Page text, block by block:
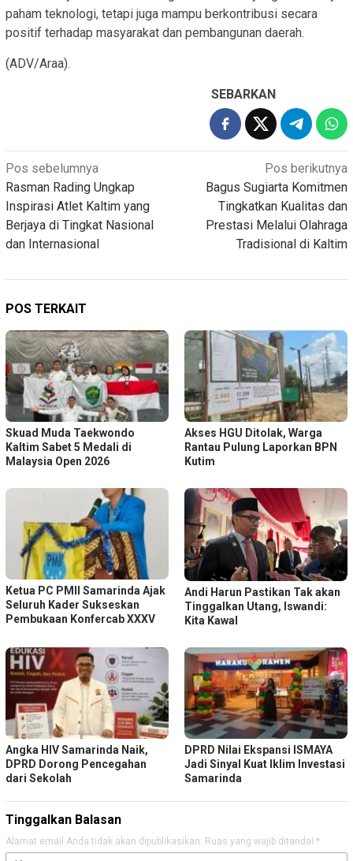
paham teknologi, tetapi juga mampu berkontribusi secara
positif terhadap masyarakat dan pembangunan daerah.
(ADV/Araa).
SEBARKAN
Navigasi
pos
Pos sebelumnya
Rasman Rading Ungkap
Inspirasi Atlet Kaltim yang
Berjaya di Tingkat Nasional
dan Internasional
Pos berikutnya
Bagus Sugiarta Komitmen
Tingkatkan Kualitas dan
Prestasi Melalui Olahraga
Tradisional di Kaltim
POS TERKAIT
Skuad Muda Taekwondo
Kaltim Sabet 5 Medali di
Malaysia Open 2026
Akses HGU Ditolak, Warga
Rantau Pulung Laporkan BPN
Kutim
Ketua PC PMII Samarinda Ajak
Seluruh Kader Sukseskan
Pembukaan Konfercab XXXV
Andi Harun Pastikan Tak akan
Tinggalkan Utang, Iswandi:
Kita Kawal
Angka HIV Samarinda Naik,
DPRD Dorong Pencegahan
dari Sekolah
DPRD Nilai Ekspansi ISMAYA
Jadi Sinyal Kuat Iklim Investasi
Samarinda
Tinggalkan Balasan
Alamat email Anda tidak akan dipublikasikan. Ruas yang wajib ditandai *